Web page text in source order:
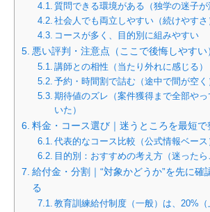
質問できる環境がある（独学の迷子が
社会人でも両立しやすい（続けやすさ
コースが多く、目的別に組みやすい
悪い評判・注意点（ここで後悔しやすい
講師との相性（当たり外れに感じる）
予約・時間割で詰む（途中で間が空く
期待値のズレ（案件獲得まで全部や
いた）
料金・コース選び｜迷うところを最短で
代表的なコース比較（公式情報ベース
目的別：おすすめの考え方（迷ったら
給付金・分割｜“対象かどうか”を先に確
る
教育訓練給付制度（一般）は、20%